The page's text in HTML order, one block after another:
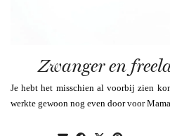
Zwanger en
Je hebt het misschien al voorbij zien
werkte gewoon nog even door voor